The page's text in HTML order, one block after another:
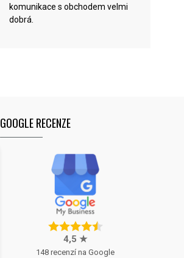
komunikace s obchodem velmi
dobrá.
GOOGLE RECENZE
4,5 ★
148 recenzí na Google